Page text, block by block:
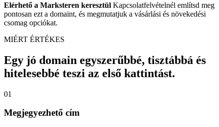
Elérhető a Marksteren keresztül Kapcsolatfelvételnél említsd meg
pontosan ezt a domaint, és megmutatjuk a vásárlási és növekedési
csomag opciókat.
MIÉRT ÉRTÉKES
Egy jó domain egyszerűbbé, tisztábbá és
hitelesebbé teszi az első kattintást.
01
Megjegyezhető cím